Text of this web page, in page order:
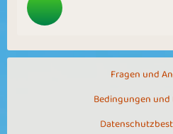
Fragen und
Bedingungen